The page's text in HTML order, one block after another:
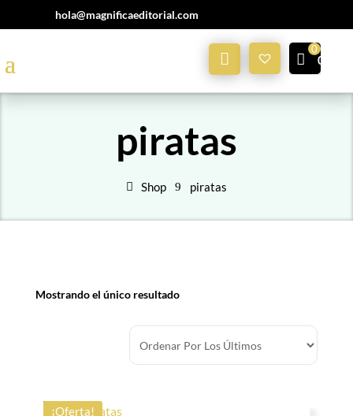
hola@magnificaeditorial.com
Mi
Cuenta
0,00
piratas
Shop piratas
Mostrando el único resultado
¡Oferta!